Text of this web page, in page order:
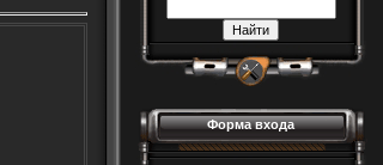
Форма входа